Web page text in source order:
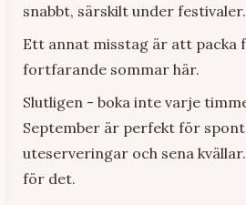
snabbt, särskilt under festivaler.
Ett annat misstag är att packa
fortfarande sommar här.
Slutligen - boka inte varje
September är perfekt för
uteserveringar och sena
för det.